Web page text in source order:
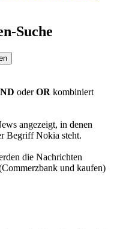
Suche
oderOR kombiniert
angezeigt, in denen
Begriff Nokia steht.
die Nachrichten
und kaufen)